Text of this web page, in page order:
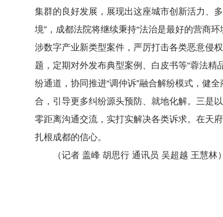
集群的良好发展，展现出这座城市创新活力、
境”，成都法院将继续秉持“法治是最好的营商
涉数字产业新类型案件，严厉打击各类恶意侵
题，定期对外发布典型案例、白皮书等“蓉法精
纷通道，协同推进“调仲诉”融合解纷模式，健
合，引导更多纠纷源头预防、就地化解。三是
零距离沟通交流，实打实解决各类诉求。在天
扎根成都的信心。
（记者 盖峰 胡思行 通讯员 吴超越 王慧林